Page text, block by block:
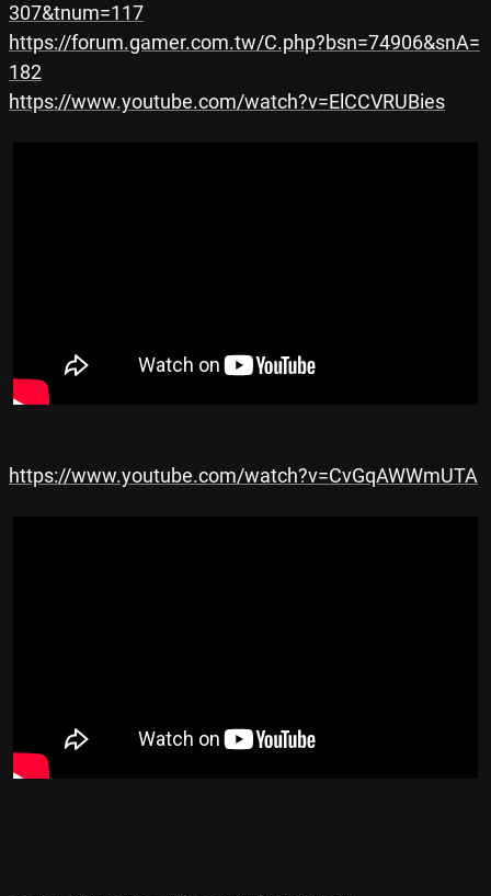
307&tnum=117
https://forum.gamer.com.tw/C.php?bsn=74906&snA=
182
https://www.youtube.com/watch?v=ElCCVRUBies
https://www.youtube.com/watch?v=CvGqAWWmUTA